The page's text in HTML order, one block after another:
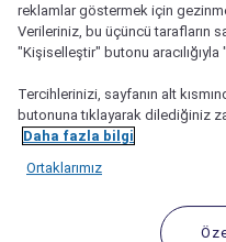
reklamlar göstermek için
Verileriniz, bu üçüncü tarafların
"Kişiselleştir" butonu
Tercihlerinizi, sayfanın alt
butonuna tıklayarak dilediğiniz
Daha fazla bilgi
Ortaklarımız